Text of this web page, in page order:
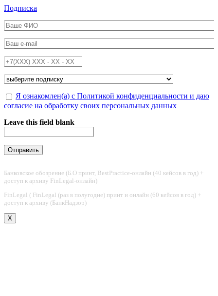
Перейти к основному содержанию
Подписка
ФИО*
Email*
Телефон*
Подписка на*
Обработка персональных данных*
Я ознакомлен(а) с Политикой конфиденциальности и даю
согласие на обработку своих персональных данных
Leave this field blank
Банковское обозрение (Б.О принт, BestPractice-онлайн (40 кейсов в год) +
доступ к архиву FinLegal-онлайн)
FinLegal ( FinLegal (раз в полугодие) принт и онлайн (60 кейсов в год) +
доступ к архиву (БанкНадзор)
X